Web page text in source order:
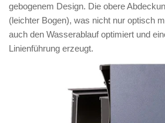
gebogenem Design. Die obere
(leichter Bogen), was nicht nur optisch
auch den Wasserablauf optimiert und
Linienführung erzeugt.